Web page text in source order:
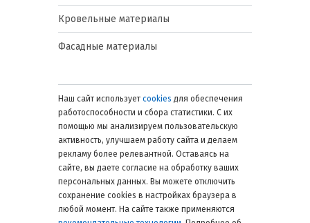
Кровельные материалы
Фасадные материалы
Наш сайт использует cookies для обеспечения
работоспособности и сбора статистики. С их
помощью мы анализируем пользовательскую
активность, улучшаем работу сайта и делаем
рекламу более релевантной. Оставаясь на
сайте, вы даете согласие на обработку ваших
персональных данных. Вы можете отключить
сохранение cookies в настройках браузера в
любой момент. На сайте также применяются